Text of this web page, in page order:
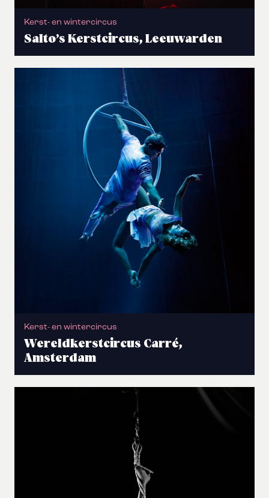
Kerst- en wintercircus
Salto’s Kerstcircus, Leeuwarden
Kerst- en wintercircus
Wereldkerstcircus Carré,
Amsterdam